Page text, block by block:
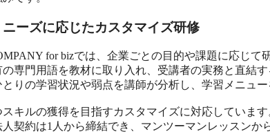
ニーズに応じたカスタマイズ研修
for bizでは、企業ごとの目的や課題に応じて
専門用語を教材に取り入れ、受講者の実務と直結
りの学習状況や弱点を講師が分析し、学習メニュー
キルの獲得を目指すカスタマイズに対応していま
人契約は1人から締結でき、マンツーマンレッスンか